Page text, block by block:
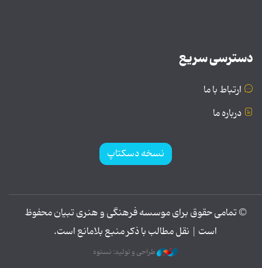
دسترسی سریع
ارتباط با ما
درباره ما
نسخه دسکتاپ
© تمامی حقوق برای موسسه فرهنگی و هنری تبیان محفوظ
است | نقل مطالب با ذکر منبع بلامانع است.
طراحی و تولید: نستوه